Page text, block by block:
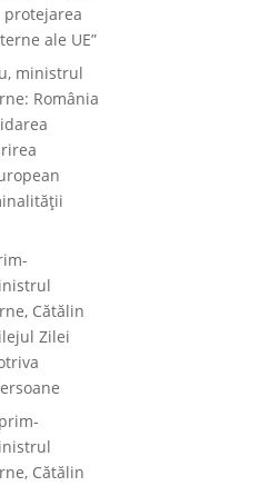
ale UE”
ministrul
România
Cătălin
Zilei
Cătălin